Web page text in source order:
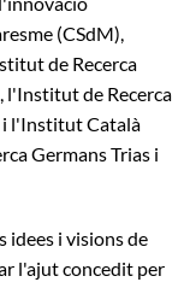
(CSdM),
de Recerca
l'Institut de Recerca
i l'Institut Català
Germans Trias i
idees i visions de
l'ajut concedit per